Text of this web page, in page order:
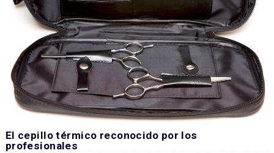
El cepillo térmico reconocido por los
profesionales